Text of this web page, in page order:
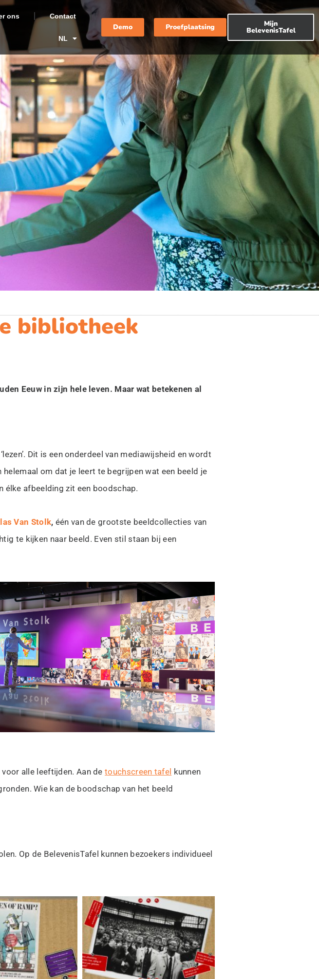
ons Contact
NL
Demo Proefplaatsing Mijn
BelevenisTafel
bibliotheek
Eeuw in zijn hele leven. Maar wat betekenen al
Dit is een onderdeel van mediawijsheid en wordt
om dat je leert te begrijpen wat een beeld je
élke afbeelding zit een boodschap.
Van Stolk, één van de grootste beeldcollecties van
te kijken naar beeld. Even stil staan bij een
alle leeftijden. Aan detouchscreen tafel kunnen
Wie kan de boodschap van het beeld
Op de BelevenisTafel kunnen bezoekers individueel